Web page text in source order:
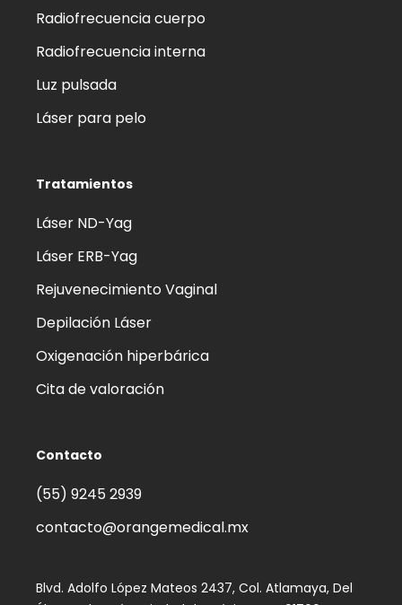
Radiofrecuencia cuerpo
Radiofrecuencia interna
Luz pulsada
Láser para pelo
Tratamientos
Láser ND-Yag
Láser ERB-Yag
Rejuvenecimiento Vaginal
Depilación Láser
Oxigenación hiperbárica
Cita de valoración
Contacto
(55) 9245 2939‬
contacto@orangemedical.mx
Blvd. Adolfo López Mateos 2437, Col. Atlamaya, Del